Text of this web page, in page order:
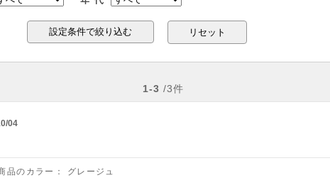
リセット
1-3 /3件
04
品のカラー： グレージュ